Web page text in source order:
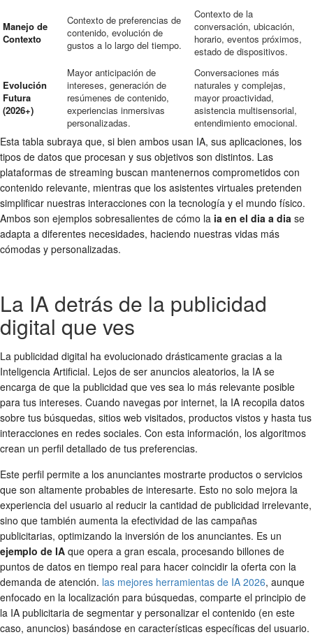
Manejo de
Contexto
Contexto de preferencias de
contenido, evolución de
gustos a lo largo del tiempo.
Contexto de la
conversación, ubicación,
horario, eventos próximos,
estado de dispositivos.
Evolución
Futura
(2026+)
Mayor anticipación de
intereses, generación de
resúmenes de contenido,
experiencias inmersivas
personalizadas.
Conversaciones más
naturales y complejas,
mayor proactividad,
asistencia multisensorial,
entendimiento emocional.
Esta tabla subraya que, si bien ambos usan IA, sus aplicaciones, los
tipos de datos que procesan y sus objetivos son distintos. Las
plataformas de streaming buscan mantenernos comprometidos con
contenido relevante, mientras que los asistentes virtuales pretenden
simplificar nuestras interacciones con la tecnología y el mundo físico.
Ambos son ejemplos sobresalientes de cómo la ia en el dia a dia se
adapta a diferentes necesidades, haciendo nuestras vidas más
cómodas y personalizadas.
La IA detrás de la publicidad
digital que ves
La publicidad digital ha evolucionado drásticamente gracias a la
Inteligencia Artificial. Lejos de ser anuncios aleatorios, la IA se
encarga de que la publicidad que ves sea lo más relevante posible
para tus intereses. Cuando navegas por internet, la IA recopila datos
sobre tus búsquedas, sitios web visitados, productos vistos y hasta tus
interacciones en redes sociales. Con esta información, los algoritmos
crean un perfil detallado de tus preferencias.
Este perfil permite a los anunciantes mostrarte productos o servicios
que son altamente probables de interesarte. Esto no solo mejora la
experiencia del usuario al reducir la cantidad de publicidad irrelevante,
sino que también aumenta la efectividad de las campañas
publicitarias, optimizando la inversión de los anunciantes. Es un
ejemplo de IA que opera a gran escala, procesando billones de
puntos de datos en tiempo real para hacer coincidir la oferta con la
demanda de atención. las mejores herramientas de IA 2026, aunque
enfocado en la localización para búsquedas, comparte el principio de
la IA publicitaria de segmentar y personalizar el contenido (en este
caso, anuncios) basándose en características específicas del usuario.